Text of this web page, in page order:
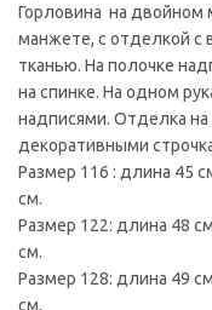
Горловина на двойном
манжете, с отделкой с
тканью. На полочке
на спинке. На одном
надписями. Отделка на
декоративными
Размер 116 : длина 45
см.
Размер 122: длина 48
см.
Размер 128: длина 49
см.